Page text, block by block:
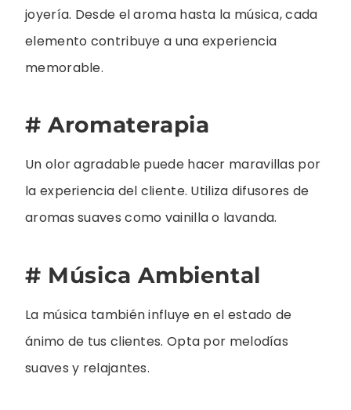
joyería. Desde el aroma hasta la música, cada
elemento contribuye a una experiencia
memorable.
# Aromaterapia
Un olor agradable puede hacer maravillas por
la experiencia del cliente. Utiliza difusores de
aromas suaves como vainilla o lavanda.
# Música Ambiental
La música también influye en el estado de
ánimo de tus clientes. Opta por melodías
suaves y relajantes.